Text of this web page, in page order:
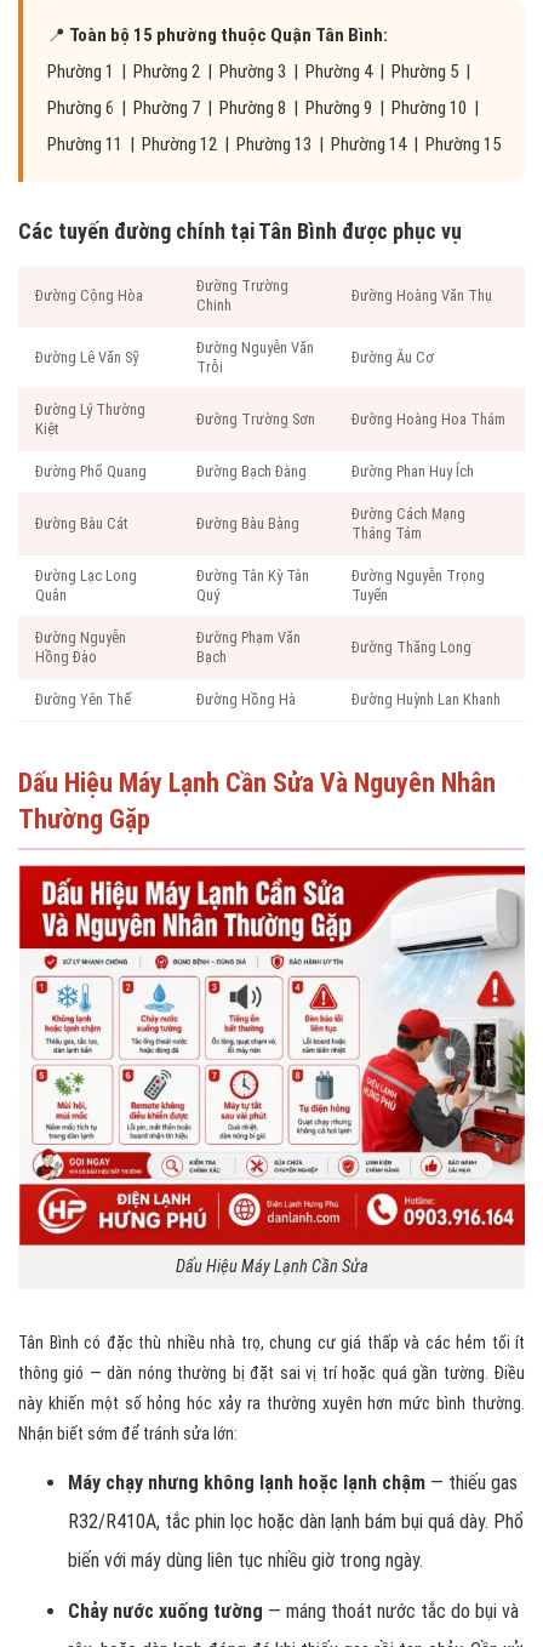
📍 Toàn bộ 15 phường thuộc Quận Tân Bình:
Phường 1 | Phường 2 | Phường 3 | Phường 4 | Phường 5 |
Phường 6 | Phường 7 | Phường 8 | Phường 9 | Phường 10 |
Phường 11 | Phường 12 | Phường 13 | Phường 14 | Phường 15
Các tuyến đường chính tại Tân Bình được phục vụ
Đường Cộng Hòa
Đường Trường
Chinh
Đường Hoàng Văn Thụ
Đường Lê Văn Sỹ
Đường Nguyễn Văn
Trỗi
Đường Âu Cơ
Đường Lý Thường
Kiệt
Đường Trường Sơn Đường Hoàng Hoa Thám
Đường Phổ Quang Đường Bạch Đằng Đường Phan Huy Ích
Đường Bàu Cát Đường Bàu Bàng
Đường Cách Mạng
Tháng Tám
Đường Lạc Long
Quân
Đường Tân Kỳ Tân
Quý
Đường Nguyễn Trọng
Tuyển
Đường Nguyễn
Hồng Đào
Đường Phạm Văn
Bạch
Đường Thăng Long
Đường Yên Thế Đường Hồng Hà Đường Huỳnh Lan Khanh
Dấu Hiệu Máy Lạnh Cần Sửa Và Nguyên Nhân
Thường Gặp
Dấu Hiệu Máy Lạnh Cần Sửa
Tân Bình có đặc thù nhiều nhà trọ, chung cư giá thấp và các hẻm tối ít
thông gió — dàn nóng thường bị đặt sai vị trí hoặc quá gần tường. Điều
này khiến một số hỏng hóc xảy ra thường xuyên hơn mức bình thường.
Nhận biết sớm để tránh sửa lớn:
Máy chạy nhưng không lạnh hoặc lạnh chậm— thiếu gas
R32/R410A, tắc phin lọc hoặc dàn lạnh bám bụi quá dày. Phổ
biến với máy dùng liên tục nhiều giờ trong ngày.
Chảy nước xuống tường — máng thoát nước tắc do bụi và